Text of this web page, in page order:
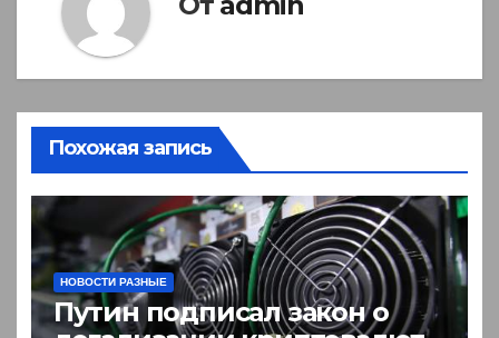
Похожая запись
НОВОСТИ РАЗНЫЕ
Путин подписал закон о